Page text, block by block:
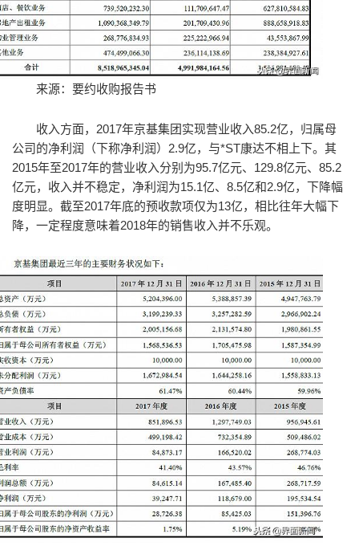
来源：要约收购报告书
收入方面，2017年京基集团实现营业收入85.2亿，归属母
公司的净利润（下称净利润）2.9亿，与*ST康达不相上下。其
2015年至2017年的营业收入分别为95.7亿元、129.8亿元、85.2
亿元，收入并不稳定，净利润为15.1亿、8.5亿和2.9亿，下降幅
度明显。截至2017年底的预收款项仅为13亿，相比往年大幅下
降，一定程度意味着2018年的销售收入并不乐观。